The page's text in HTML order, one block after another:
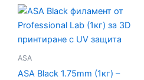
ASA
ASA Black 1.75mm (1кг) –